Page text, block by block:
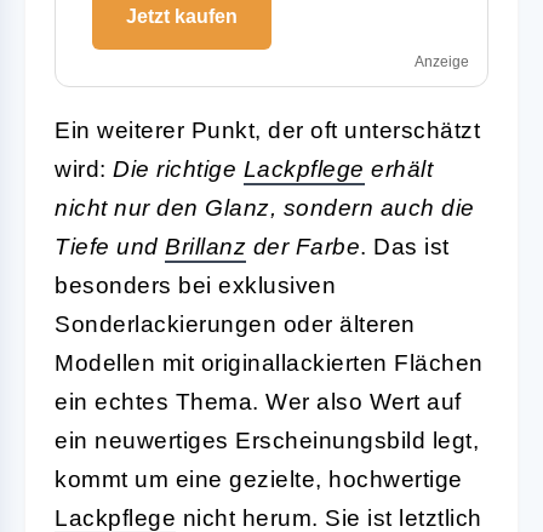
Jetzt kaufen
Anzeige
Ein weiterer Punkt, der oft unterschätzt
wird: Die richtige Lackpflege erhält
nicht nur den Glanz, sondern auch die
Tiefe und Brillanz der Farbe. Das ist
besonders bei exklusiven
Sonderlackierungen oder älteren
Modellen mit originallackierten Flächen
ein echtes Thema. Wer also Wert auf
ein neuwertiges Erscheinungsbild legt,
kommt um eine gezielte, hochwertige
Lackpflege nicht herum. Sie ist letztlich